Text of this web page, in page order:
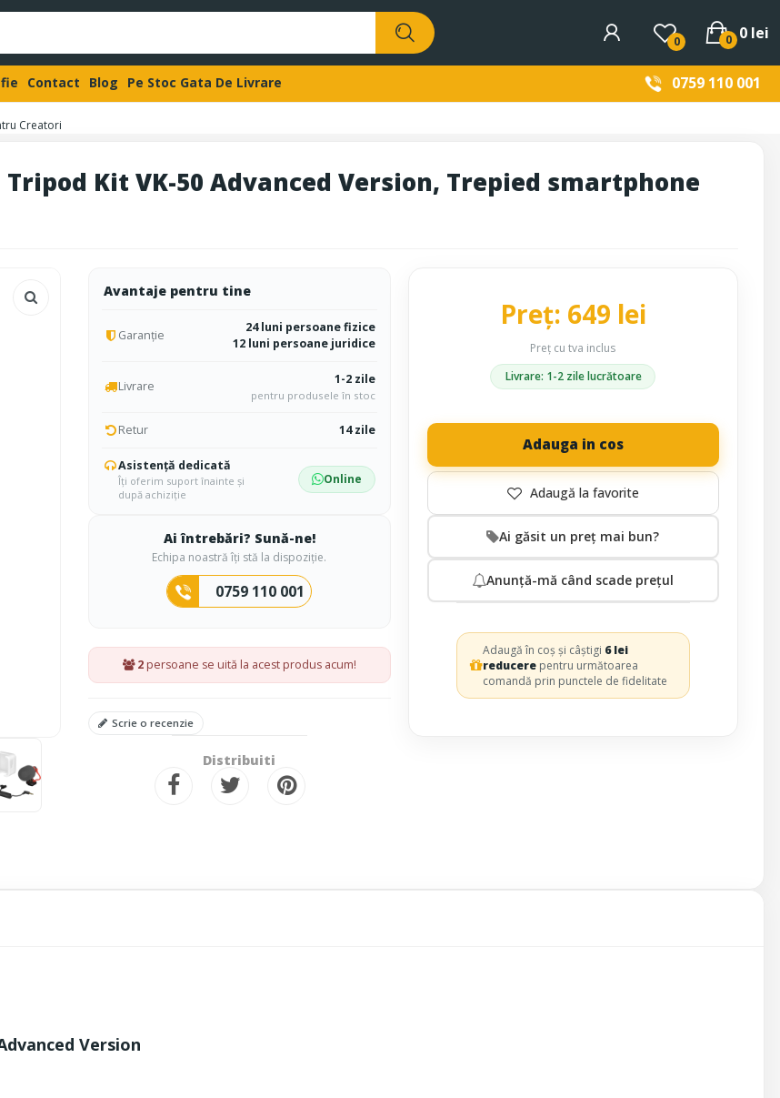
0 0 lei
0
Contact Blog Pe Stoc Gata De Livrare 0759 110 001
Creatori
Kit VK-50 Advanced Version, Trepied smartphone
Avantaje pentru tine
Garanție
24 luni persoane fizice
12 luni persoane juridice
Livrare 1-2 zile
pentru produsele în stoc
Retur 14 zile
Asistență dedicată
Îți oferim suport înainte și
după achiziție
Online
Ai întrebări? Sună-ne!
Echipa noastră îți stă la dispoziție.
0759 110 001
2persoane se uită la acest produs acum!
Scrie o recenzie
Distribuiti
Preț: 649 lei
Preț cu tva inclus
Livrare: 1-2 zile lucrătoare
Adauga in cos
Ai găsit un preț mai bun?
Anunță-mă când scade prețul
Adaugă în coș și câștigi 6 lei
reducere pentru următoarea
comandă prin punctele de fidelitate
Version